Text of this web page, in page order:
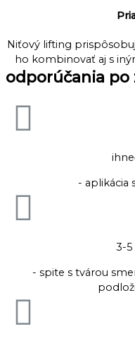
Niťový lifting
ho kombinovať aj s
odporúčania po
- aplikácia
3-
- spite s tvárou